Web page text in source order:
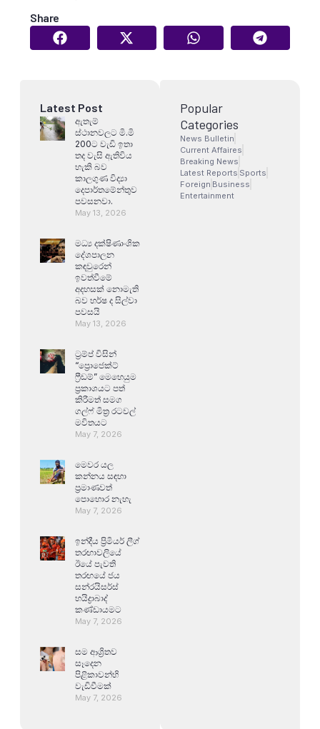
Share
Latest Post
ඇතැම්
ස්ථානවලට මි.මි
200ට වැඩි ඉතා
තද වැසි ඇතිවිය
හැකි බව
කාලගුණ විද්‍යා
දෙපාර්තමේන්තුව
පවසනවා.
May 13, 2026
මධ්‍ය දක්ෂිණාංශික
දේශපාලන
කඳවුරෙන්
ඉවත්වීමේ
අදහසක් නොමැති
බව හර්ෂ ද සිල්වා
පවසයි
May 13, 2026
ට්‍රම්ප් විසින්
“ප්‍රොජෙක්ට්
ෆ්‍රීඩම්” මෙහෙයුම
ප්‍රකාශයට පත්
කිරීමත් සමග
ගල්ෆ් මිත්‍ර රටවල්
මවිතයට
May 7, 2026
මෙවර යල
කන්නය සඳහා
ප්‍රමාණවත්
පොහොර නැහැ
May 7, 2026
ඉන්දීය ප්‍රිමියර් ලීග්
තරඟාවලියේ
ඊයේ පැවති
තරඟයේ ජය
සන්රයිසර්ස්
හයිද්‍රාබාද්
කණ්ඩායමට
May 7, 2026
සම ආශ්‍රිතව
සෑදෙන
පිළිකාවන්හි
වැඩිවීමක්
May 7, 2026
Popular
Categories
News Bulletin
Current Affaires
Breaking News
Latest Reports Sports
Foreign Business
Entertainment